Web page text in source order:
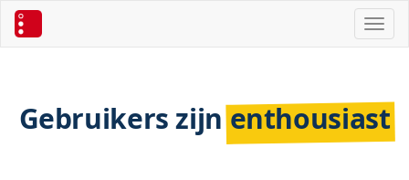
Gebruikers zijnenthousiast